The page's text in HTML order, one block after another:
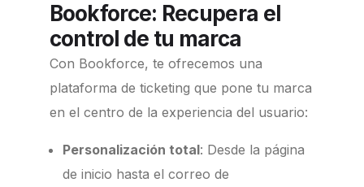
Bookforce: Recupera el
control de tu marca
Con Bookforce, te ofrecemos una
plataforma de ticketing que pone tu marca
en el centro de la experiencia del usuario:
Personalización total: Desde la página
de inicio hasta el correo de